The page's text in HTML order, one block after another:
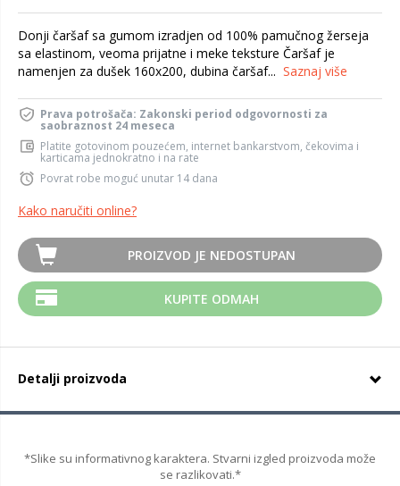
Donji čaršaf sa gumom izradjen od 100% pamučnog žerseja
sa elastinom, veoma prijatne i meke teksture Čaršaf je
namenjen za dušek 160x200, dubina čaršaf... Saznaj više
Prava potrošača: Zakonski period odgovornosti za
saobraznost 24 meseca
Platite gotovinom pouzećem, internet bankarstvom, čekovima i
karticama jednokratno i na rate
Povrat robe moguć unutar 14 dana
Kako naručiti online?
PROIZVOD JE NEDOSTUPAN
KUPITE ODMAH
Detalji proizvoda
*Slike su informativnog karaktera. Stvarni izgled proizvoda može
se razlikovati.*